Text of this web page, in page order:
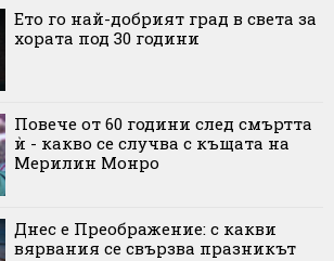
Ето го най-добрият град в света за
хората под 30 години
Повече от 60 години след смъртта
ѝ - какво се случва с къщата на
Мерилин Монро
Днес е Преображение: с какви
вярвания се свързва празникът